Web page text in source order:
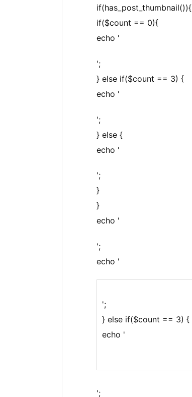
if(has_post_thumbnail()){
if($count == 0){
echo '
';
} else if($count == 3) {
echo '
';
} else {
echo '
';
}
}
echo '
';
echo '
';
} else if($count == 3) {
echo '
';